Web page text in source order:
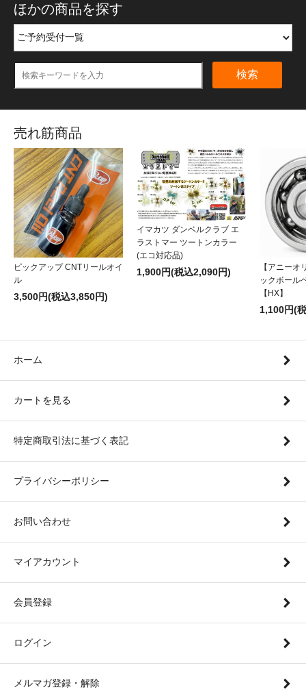
ほかの商品を探す
検索
売れ筋商品
ピックアップ CNTリールオイ
ル
3,500円(税込3,850円)
イマカツ ダンベルクラブ エ
ラストマー ツートンカラー
(エコ対応品)
1,900円(税込2,090円)
【アニーオ
ックボール
【HX】
1,100円(
ホーム
カートを見る
特定商取引法に基づく表記
プライバシーポリシー
お問い合わせ
マイアカウント
会員登録
ログイン
メルマガ登録・解除